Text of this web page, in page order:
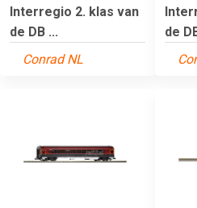
Interregio 2. klas van
de DB ...
Conrad NL
de